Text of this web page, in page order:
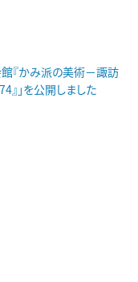
『かみ派の美術－諏訪
』」を公開しました